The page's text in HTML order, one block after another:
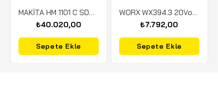
MAKİTA HM 1101 C SDS-Max Kırıcı 1300 Watt 7.2 Kg
₺40.020,00
Sepete Ekle
WORX WX394.3 20Volt 2.0Ah. Li-ion 1.5J Profesyonel SDS-Plus Pnömatik Şarjlı Matkap + 9 Adet Uç + Mandren
₺7.792,00
Sepete Ekle